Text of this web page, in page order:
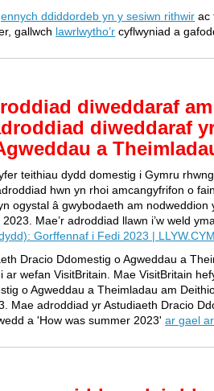
ddiddordeb yn y sesiwn rithwir ac
gallwch lawrlwytho’r cyflwyniad a
diweddaraf
diweddaraf
a
teithiau dydd domestig i Gymru
hwn yn rhoi amcangyfrifon o
ogystal â gwybodaeth am
Mae’r adroddiad llawn i’w weld
Gorffennaf i Fedi 2023 |
Dracio Ddomestig o Agweddau a
ar wefan VisitBritain. Mae VisitBritain
o Agweddau a Theimladau am
Mae adroddiad yr Astudiaeth Dracio
a 'How was summer 2023'ar gael